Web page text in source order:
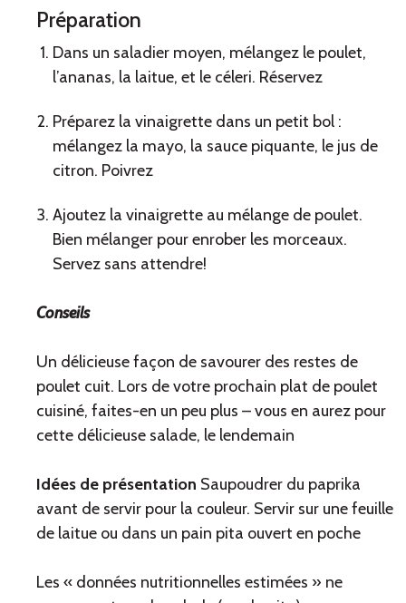
Préparation
Dans un saladier moyen, mélangez le poulet,
l’ananas, la laitue, et le céleri. Réservez
Préparez la vinaigrette dans un petit bol :
mélangez la mayo, la sauce piquante, le jus de
citron. Poivrez
Ajoutez la vinaigrette au mélange de poulet.
Bien mélanger pour enrober les morceaux.
Servez sans attendre!
Conseils
Un délicieuse façon de savourer des restes de
poulet cuit. Lors de votre prochain plat de poulet
cuisiné, faites-en un peu plus – vous en aurez pour
cette délicieuse salade, le lendemain
Idées de présentation Saupoudrer du paprika
avant de servir pour la couleur. Servir sur une feuille
de laitue ou dans un pain pita ouvert en poche
Les « données nutritionnelles estimées » ne